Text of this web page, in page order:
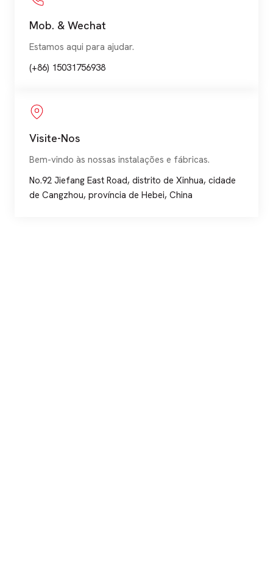
Mob. & Wechat
Estamos aqui para ajudar.
(+86) 15031756938
Visite-Nos
Bem-vindo às nossas instalações e fábricas.
No.92 Jiefang East Road, distrito de Xinhua, cidade
de Cangzhou, província de Hebei, China